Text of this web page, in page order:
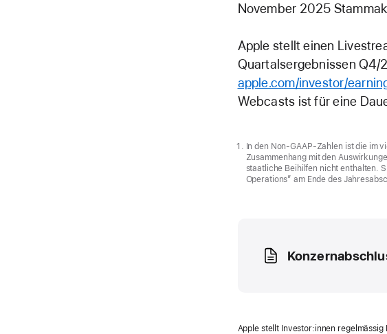
November 2025
Apple stellt einen
Quartalsergebnissen
apple.com/investor/
Webcasts ist für eine
In den Non-GAAP-Zahlen ist die im
Zusammenhang mit den
staatliche Beihilfen nicht enthalten.
Operations” am Ende des
Apple stellt Investor:innen